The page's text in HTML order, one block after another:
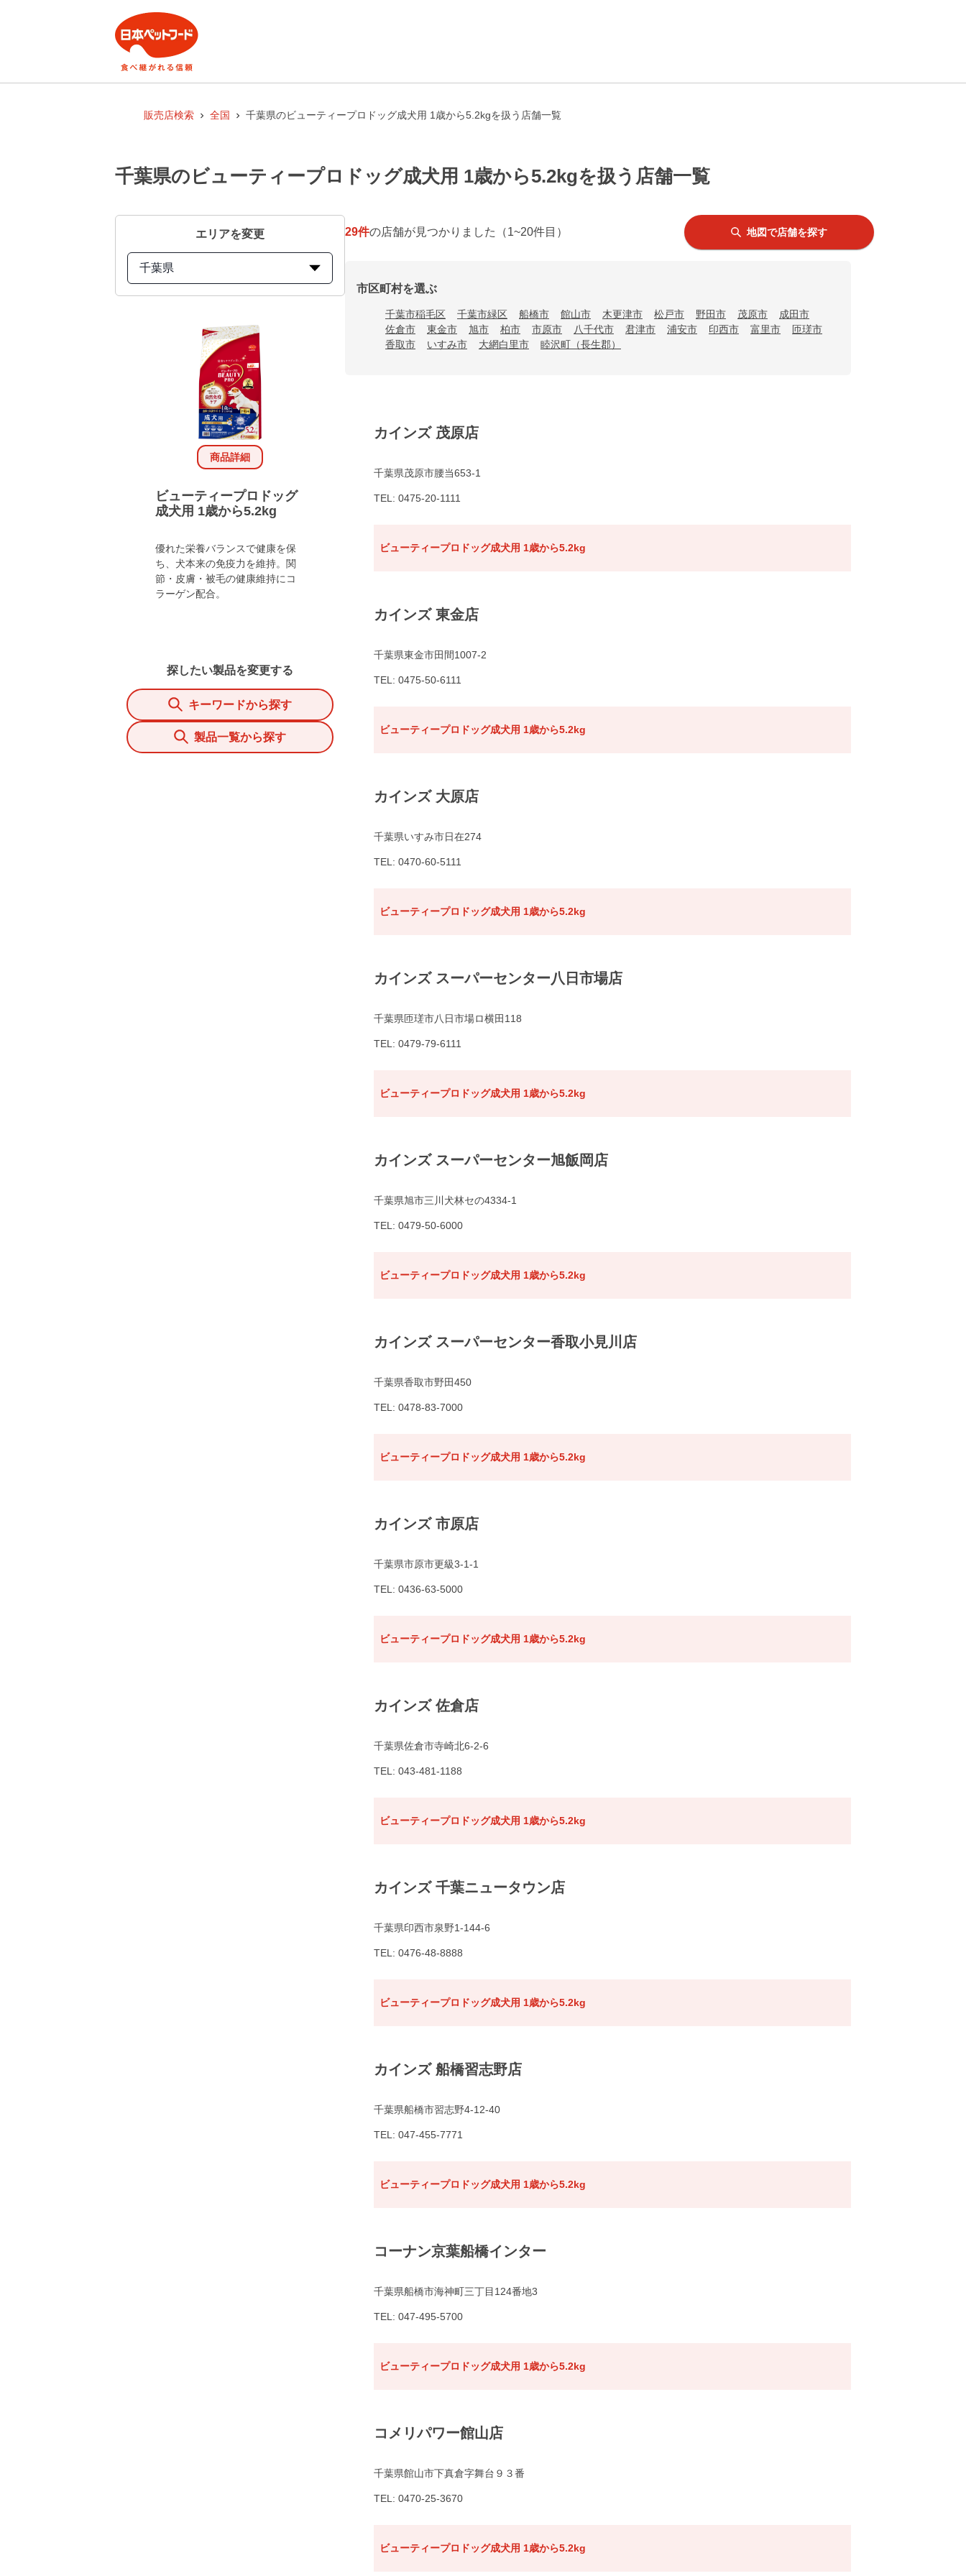
販売店検索 全国 千葉県のビューティープロドッグ成犬用 1歳から5.2kgを扱う店舗一覧
千葉県のビューティープロドッグ成犬用 1歳から5.2kgを扱う店舗一覧
エリアを変更
千葉県
商品詳細
ビューティープロドッグ
成犬用 1歳から5.2kg
優れた栄養バランスで健康を保
ち、犬本来の免疫力を維持。関
節・皮膚・被毛の健康維持にコ
ラーゲン配合。
探したい製品を変更する
キーワードから探す
製品一覧から探す
29件の店舗が見つかりました （1~20件目） 地図で店舗を探す
市区町村を選ぶ
千葉市稲毛区 千葉市緑区 船橋市 館山市 木更津市 松戸市 野田市 茂原市
成田市
佐倉市
東金市 旭市 柏市 市原市 八千代市 君津市 浦安市 印西市 富里市
匝瑳市
香取市
いすみ市 大網白里市 睦沢町（長生郡）
カインズ 茂原店
千葉県茂原市腰当653-1
TEL: 0475-20-1111
ビューティープロドッグ成犬用 1歳から5.2kg
カインズ 東金店
千葉県東金市田間1007-2
TEL: 0475-50-6111
ビューティープロドッグ成犬用 1歳から5.2kg
カインズ 大原店
千葉県いすみ市日在274
TEL: 0470-60-5111
ビューティープロドッグ成犬用 1歳から5.2kg
カインズ スーパーセンター八日市場店
千葉県匝瑳市八日市場ロ横田118
TEL: 0479-79-6111
ビューティープロドッグ成犬用 1歳から5.2kg
カインズ スーパーセンター旭飯岡店
千葉県旭市三川犬林セの4334-1
TEL: 0479-50-6000
ビューティープロドッグ成犬用 1歳から5.2kg
カインズ スーパーセンター香取小見川店
千葉県香取市野田450
TEL: 0478-83-7000
ビューティープロドッグ成犬用 1歳から5.2kg
カインズ 市原店
千葉県市原市更級3-1-1
TEL: 0436-63-5000
ビューティープロドッグ成犬用 1歳から5.2kg
カインズ 佐倉店
千葉県佐倉市寺崎北6-2-6
TEL: 043-481-1188
ビューティープロドッグ成犬用 1歳から5.2kg
カインズ 千葉ニュータウン店
千葉県印西市泉野1-144-6
TEL: 0476-48-8888
ビューティープロドッグ成犬用 1歳から5.2kg
カインズ 船橋習志野店
千葉県船橋市習志野4-12-40
TEL: 047-455-7771
ビューティープロドッグ成犬用 1歳から5.2kg
コーナン京葉船橋インター
千葉県船橋市海神町三丁目124番地3
TEL: 047-495-5700
ビューティープロドッグ成犬用 1歳から5.2kg
コメリパワー館山店
千葉県館山市下真倉字舞台９３番
TEL: 0470-25-3670
ビューティープロドッグ成犬用 1歳から5.2kg